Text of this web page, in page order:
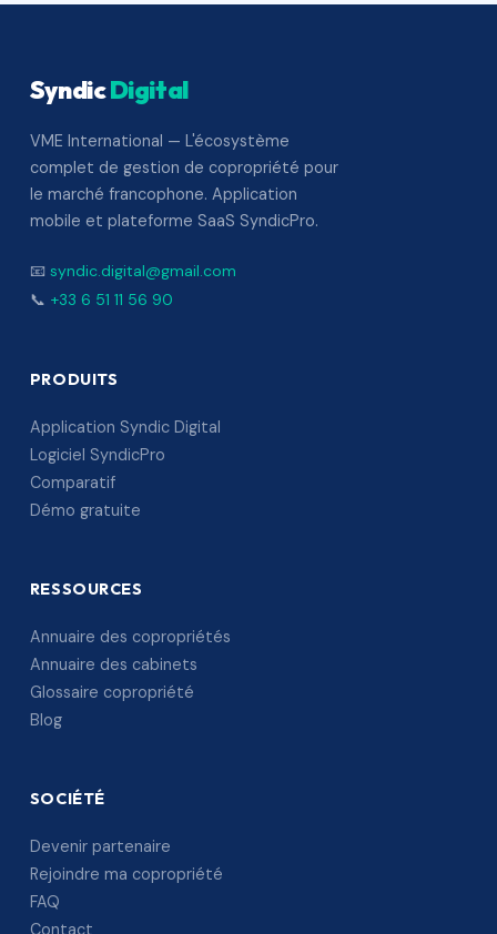
SyndicDigital
VME International — L'écosystème
complet de gestion de copropriété pour
le marché francophone. Application
mobile et plateforme SaaS SyndicPro.
📧 syndic.digital@gmail.com
📞 +33 6 51 11 56 90
PRODUITS
Application Syndic Digital
Logiciel SyndicPro
Comparatif
Démo gratuite
RESSOURCES
Annuaire des copropriétés
Annuaire des cabinets
Glossaire copropriété
Blog
SOCIÉTÉ
Devenir partenaire
Rejoindre ma copropriété
FAQ
Contact